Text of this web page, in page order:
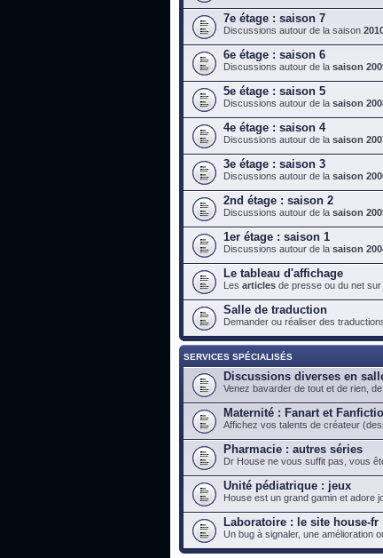
7e étage : saison 7
Discussions autour de la saison
6e étage : saison 6
Discussions autour de la saison
5e étage : saison 5
Discussions autour de la saison
4e étage : saison 4
Discussions autour de la saison
3e étage : saison 3
Discussions autour de la saison
2nd étage : saison 2
Discussions autour de la saison
1er étage : saison 1
Discussions autour de la saison
Le tableau d'affichage
Les articles de presse ou du net sur
Salle de traduction
Demander ou réaliser des
SERVICES SPÉCIALISÉS
Discussions diverses en
Venez bavarder de tout et de rien, de
Maternité : Fanart et
Affichez vos talents de créateur
Pharmacie : autres séries
Dr House ne vous suffit pas, vous
Unité pédiatrique : jeux
House est un grand gamin et adore
Laboratoire : le site house-fr
Un bug à signaler, une amélioration